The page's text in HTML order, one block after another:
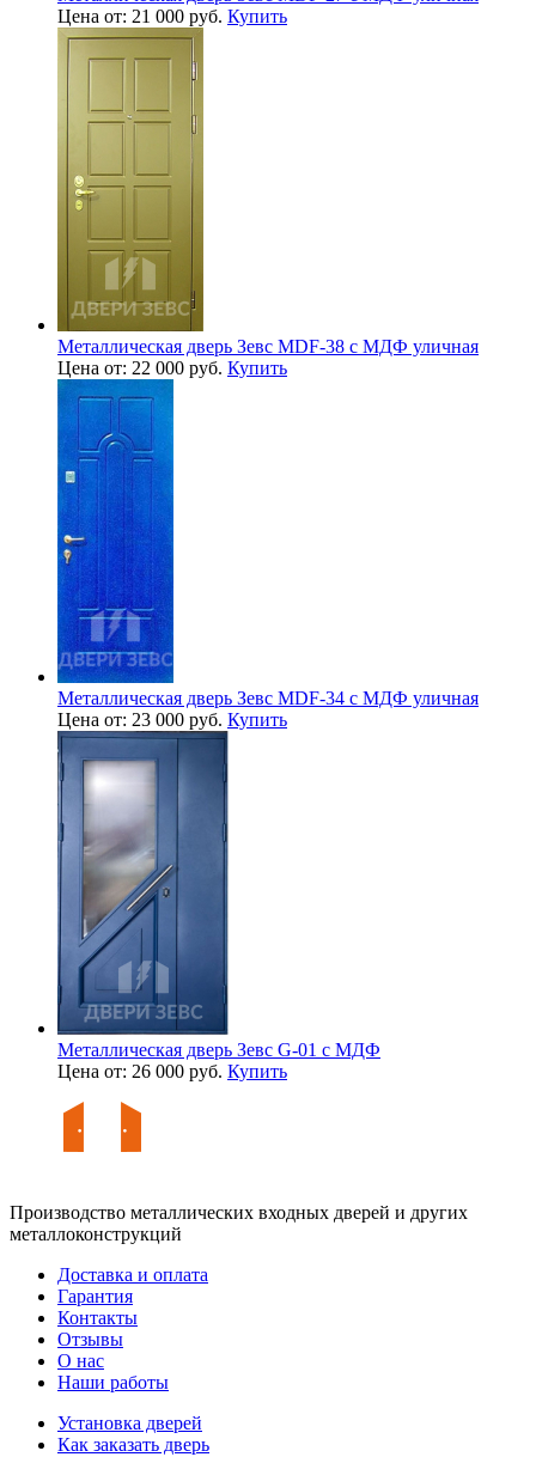
Цена от: 21 000 руб. Купить
Металлическая дверь Зевс MDF-38 с МДФ уличная
Цена от: 22 000 руб. Купить
Металлическая дверь Зевс MDF-34 с МДФ уличная
Цена от: 23 000 руб. Купить
Металлическая дверь Зевс G-01 с МДФ
Цена от: 26 000 руб. Купить
Производство металлических входных дверей и других
металлоконструкций
Доставка и оплата
Гарантия
Контакты
Отзывы
О нас
Наши работы
Установка дверей
Как заказать дверь